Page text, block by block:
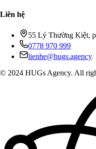
Liên hệ
55 Lý Thường Kiệt,
0778 970 999
lienhe@hugs.agency
© 2024 HUGs Agency. All